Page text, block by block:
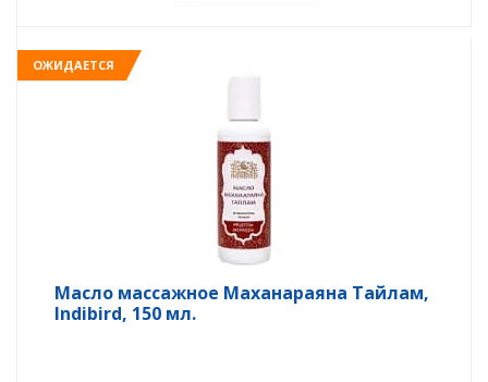
ОЖИДАЕТСЯ
Масло массажное Маханараяна Тайлам,
Indibird, 150 мл.